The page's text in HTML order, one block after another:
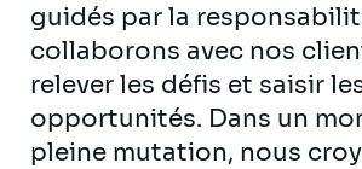
guidés par la
collaborons avec nos
relever les défis et saisir
opportunités. Dans un
pleine mutation, nous